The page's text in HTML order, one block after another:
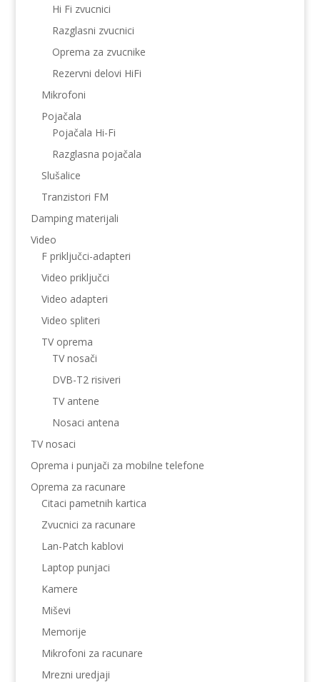
Hi Fi zvucnici
Razglasni zvucnici
Oprema za zvucnike
Rezervni delovi HiFi
Mikrofoni
Pojačala
Pojačala Hi-Fi
Razglasna pojačala
Slušalice
Tranzistori FM
Damping materijali
Video
F priključci-adapteri
Video priključci
Video adapteri
Video spliteri
TV oprema
TV nosači
DVB-T2 risiveri
TV antene
Nosaci antena
TV nosaci
Oprema i punjači za mobilne telefone
Oprema za racunare
Citaci pametnih kartica
Zvucnici za racunare
Lan-Patch kablovi
Laptop punjaci
Kamere
Miševi
Memorije
Mikrofoni za racunare
Mrezni uredjaji